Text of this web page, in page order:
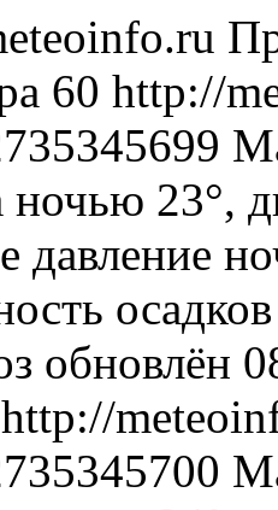
60 http://
ночью 23°,
давление
обновлён
http://